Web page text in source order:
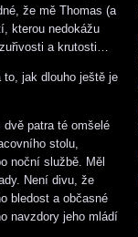
že mě Thomas (a
kterou nedokážu
a krutosti…
jak dlouho ještě je
patra té omšelé
stolu,
noční službě. Měl
Není divu, že
bledost a občasné
navzdory jeho mládí